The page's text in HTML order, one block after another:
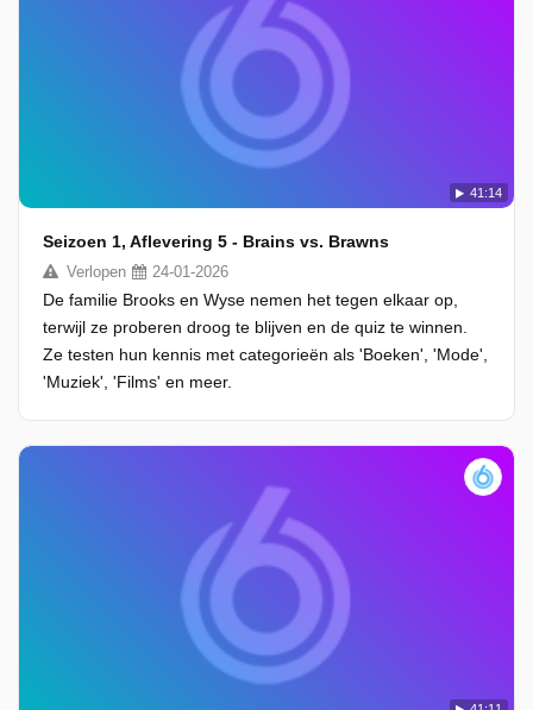
41:14
Seizoen 1, Aflevering 5 - Brains vs. Brawns
Verlopen 24-01-2026
De familie Brooks en Wyse nemen het tegen elkaar op,
terwijl ze proberen droog te blijven en de quiz te winnen.
Ze testen hun kennis met categorieën als 'Boeken', 'Mode',
'Muziek', 'Films' en meer.